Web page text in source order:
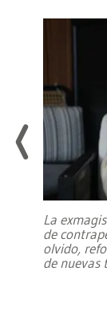
La
de
olvido,
de nuevas